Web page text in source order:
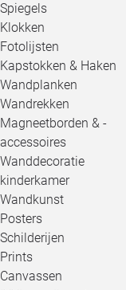
Spiegels
Klokken
Fotolijsten
Kapstokken & Haken
Wandplanken
Wandrekken
Magneetborden & -
accessoires
Wanddecoratie
kinderkamer
Wandkunst
Posters
Schilderijen
Prints
Canvassen